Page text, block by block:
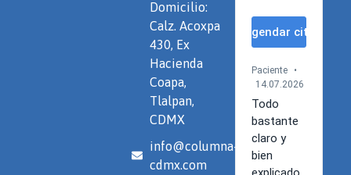
Domicilio:
Calz. Acoxpa
430, Ex
Hacienda
Coapa,
Tlalpan,
CDMX
info@columna-
cdmx.com